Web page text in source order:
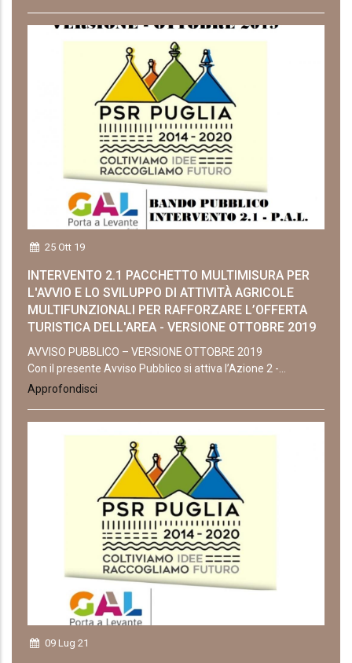
25 Ott 19
INTERVENTO 2.1 PACCHETTO MULTIMISURA PER
L'AVVIO E LO SVILUPPO DI ATTIVITÀ AGRICOLE
MULTIFUNZIONALI PER RAFFORZARE L’OFFERTA
TURISTICA DELL'AREA - VERSIONE OTTOBRE 2019
AVVISO PUBBLICO – VERSIONE OTTOBRE 2019
Con il presente Avviso Pubblico si attiva l’Azione 2 -...
Approfondisci
09 Lug 21